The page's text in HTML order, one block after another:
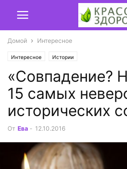
Домой Интересное
Интересное Истории
«Совпадение?
15 самых
исторических
От Ева - 12.10.2016